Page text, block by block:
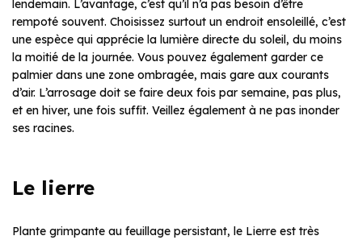
lendemain. L’avantage, c’est qu’il n’a pas besoin d’être
rempoté souvent. Choisissez surtout un endroit ensoleillé, c’est
une espèce qui apprécie la lumière directe du soleil, du moins
la moitié de la journée. Vous pouvez également garder ce
palmier dans une zone ombragée, mais gare aux courants
d’air. L’arrosage doit se faire deux fois par semaine, pas plus,
et en hiver, une fois suffit. Veillez également à ne pas inonder
ses racines.
Le lierre
Plante grimpante au feuillage persistant, le Lierre est très